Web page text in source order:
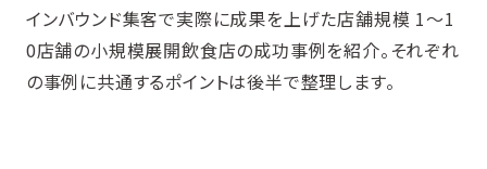
インバウンド集客で実際に成果を上げた店舗規模 1〜1
0店舗の小規模展開飲食店の成功事例を紹介。それぞれ
の事例に共通するポイントは後半で整理します。